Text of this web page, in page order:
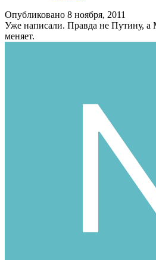
Опубликовано 8 ноября, 2011
Уже написали. Правда не Путину, а
меняет.